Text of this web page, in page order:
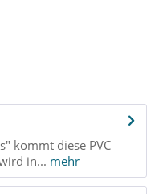
kommt diese PVC
in... mehr